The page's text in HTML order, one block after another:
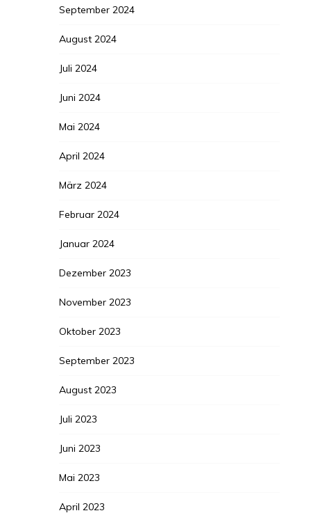
September 2024
August 2024
Juli 2024
Juni 2024
Mai 2024
April 2024
März 2024
Februar 2024
Januar 2024
Dezember 2023
November 2023
Oktober 2023
September 2023
August 2023
Juli 2023
Juni 2023
Mai 2023
April 2023